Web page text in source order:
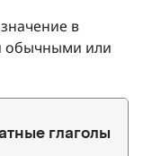
в
обычными или
глаголы